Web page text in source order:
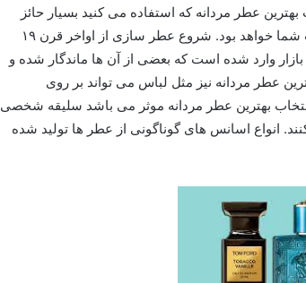
عطر مردانه که استفاده می کنید بسیار حائز
اهمیت است، بخاطر این که عطر شما نشان دهنده شخصت شما خواهد بود. شروع عطر سازی از اواخر قرن ۱۹
وارد شده است که بعضی از آن ها ماندگار شده و
عطر مردانه نیز مثل لباس می تواند بر روی
بهترین عطر مردانه موثر می باشد سلیقه شخصی
انواع اسانس های گوناگونی از عطر ها تولید شده